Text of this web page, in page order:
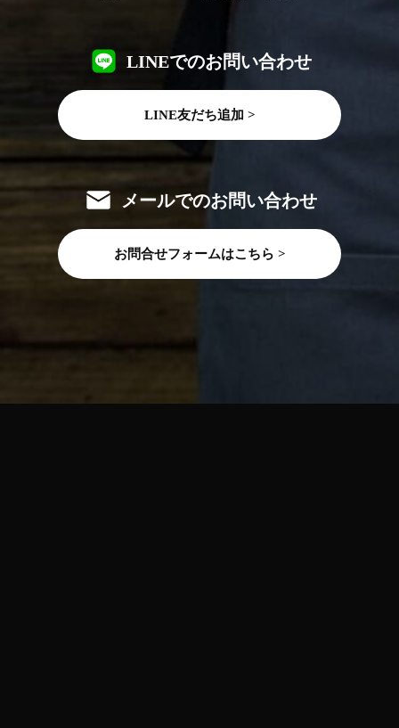
LINEでのお問い合わせ
LINE友だち追加 >
メールでのお問い合わせ
お問合せフォームはこちら >